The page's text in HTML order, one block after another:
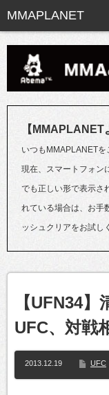
【MMAPLANET
いつもMMAPLANETを
現在、スマートフォン
でも正しい形で表示さ
れている場合は、お手
ッシュクリアをお試し
【UFN34
UFC、対戦
2013.12.19 UFC